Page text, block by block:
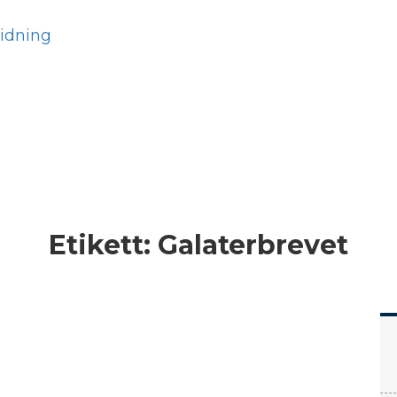
Etikett: Galaterbrevet